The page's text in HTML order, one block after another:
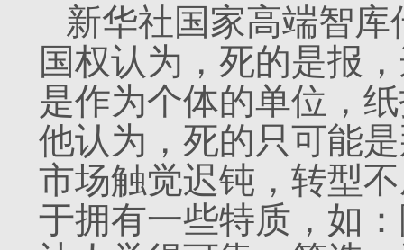
新华社国家高端智
国权认为，死的是报
是作为个体的单位，
他认为，死的只可能
市场触觉迟钝，转型
于拥有一些特质，如